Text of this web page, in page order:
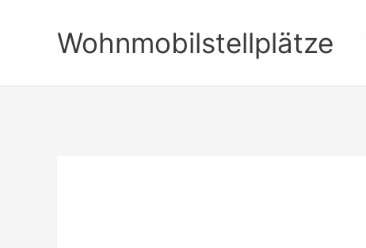
Wohnmobilstellplätze